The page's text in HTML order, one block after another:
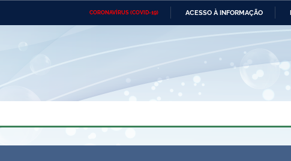
CORONAVÍRUS (COVID-19) ACESSO À INFORMAÇÃO
Ministério das Relações
Ministério do Desenvolvimento
Regional e dos
Advocacia-Geral da União Banco Central do Brasil